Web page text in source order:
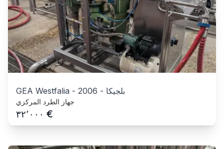
GEA Westfalia - 2006 - بلجيكا
جهاز الطرد المركزي
٣٢٬٠٠٠ €